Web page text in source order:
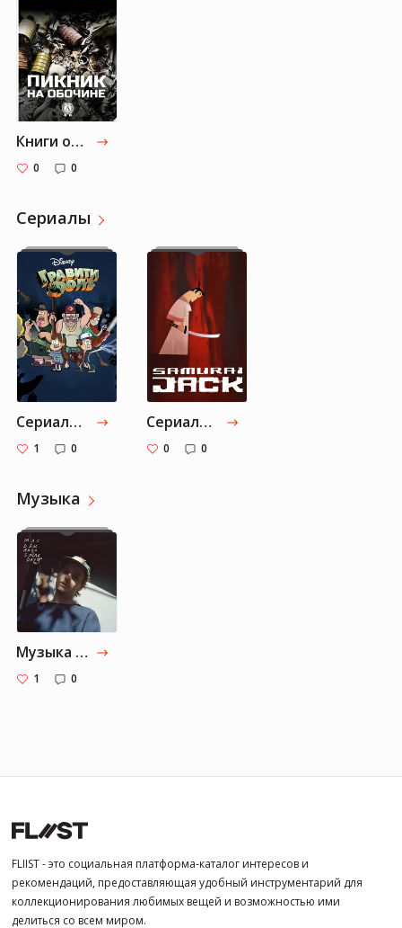
Книги от Ian-dwoch: Часть 1
0 0
Cериалы
Cериалы от Ian-dwoch: Часть 2
1 0
Cериалы от Ian-dwoch: Часть 1
0 0
Музыка
Музыка от Ian-dwoch: Часть 1
1 0
FLIIST - это социальная платформа-каталог интересов и
рекомендаций, предоставляющая удобный инструментарий для
коллекционирования любимых вещей и возможностью ими
делиться со всем миром.